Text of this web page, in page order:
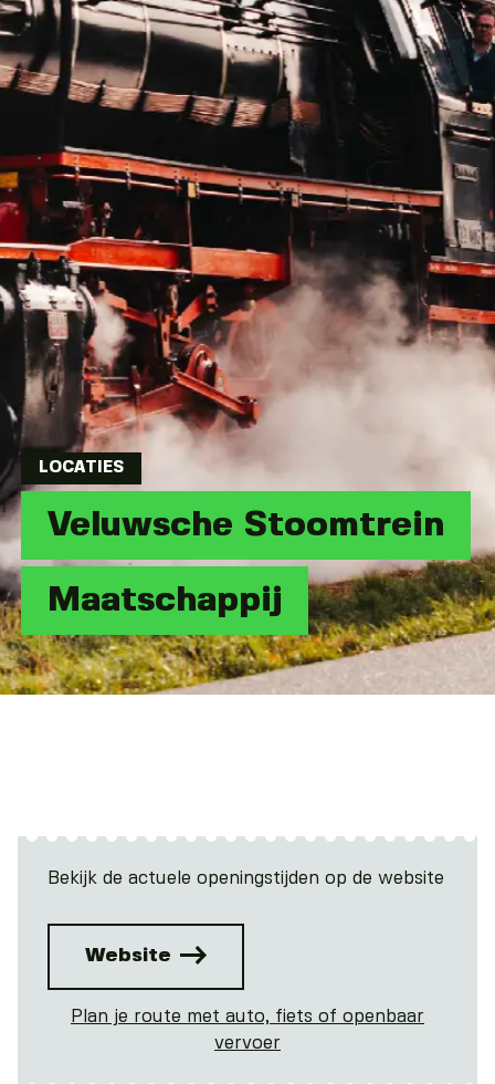
LOCATIES
Veluwsche Stoomtrein
Maatschappij
Bekijk de actuele openingstijden op de website
Website
Plan je route met auto, fiets of openbaar
vervoer